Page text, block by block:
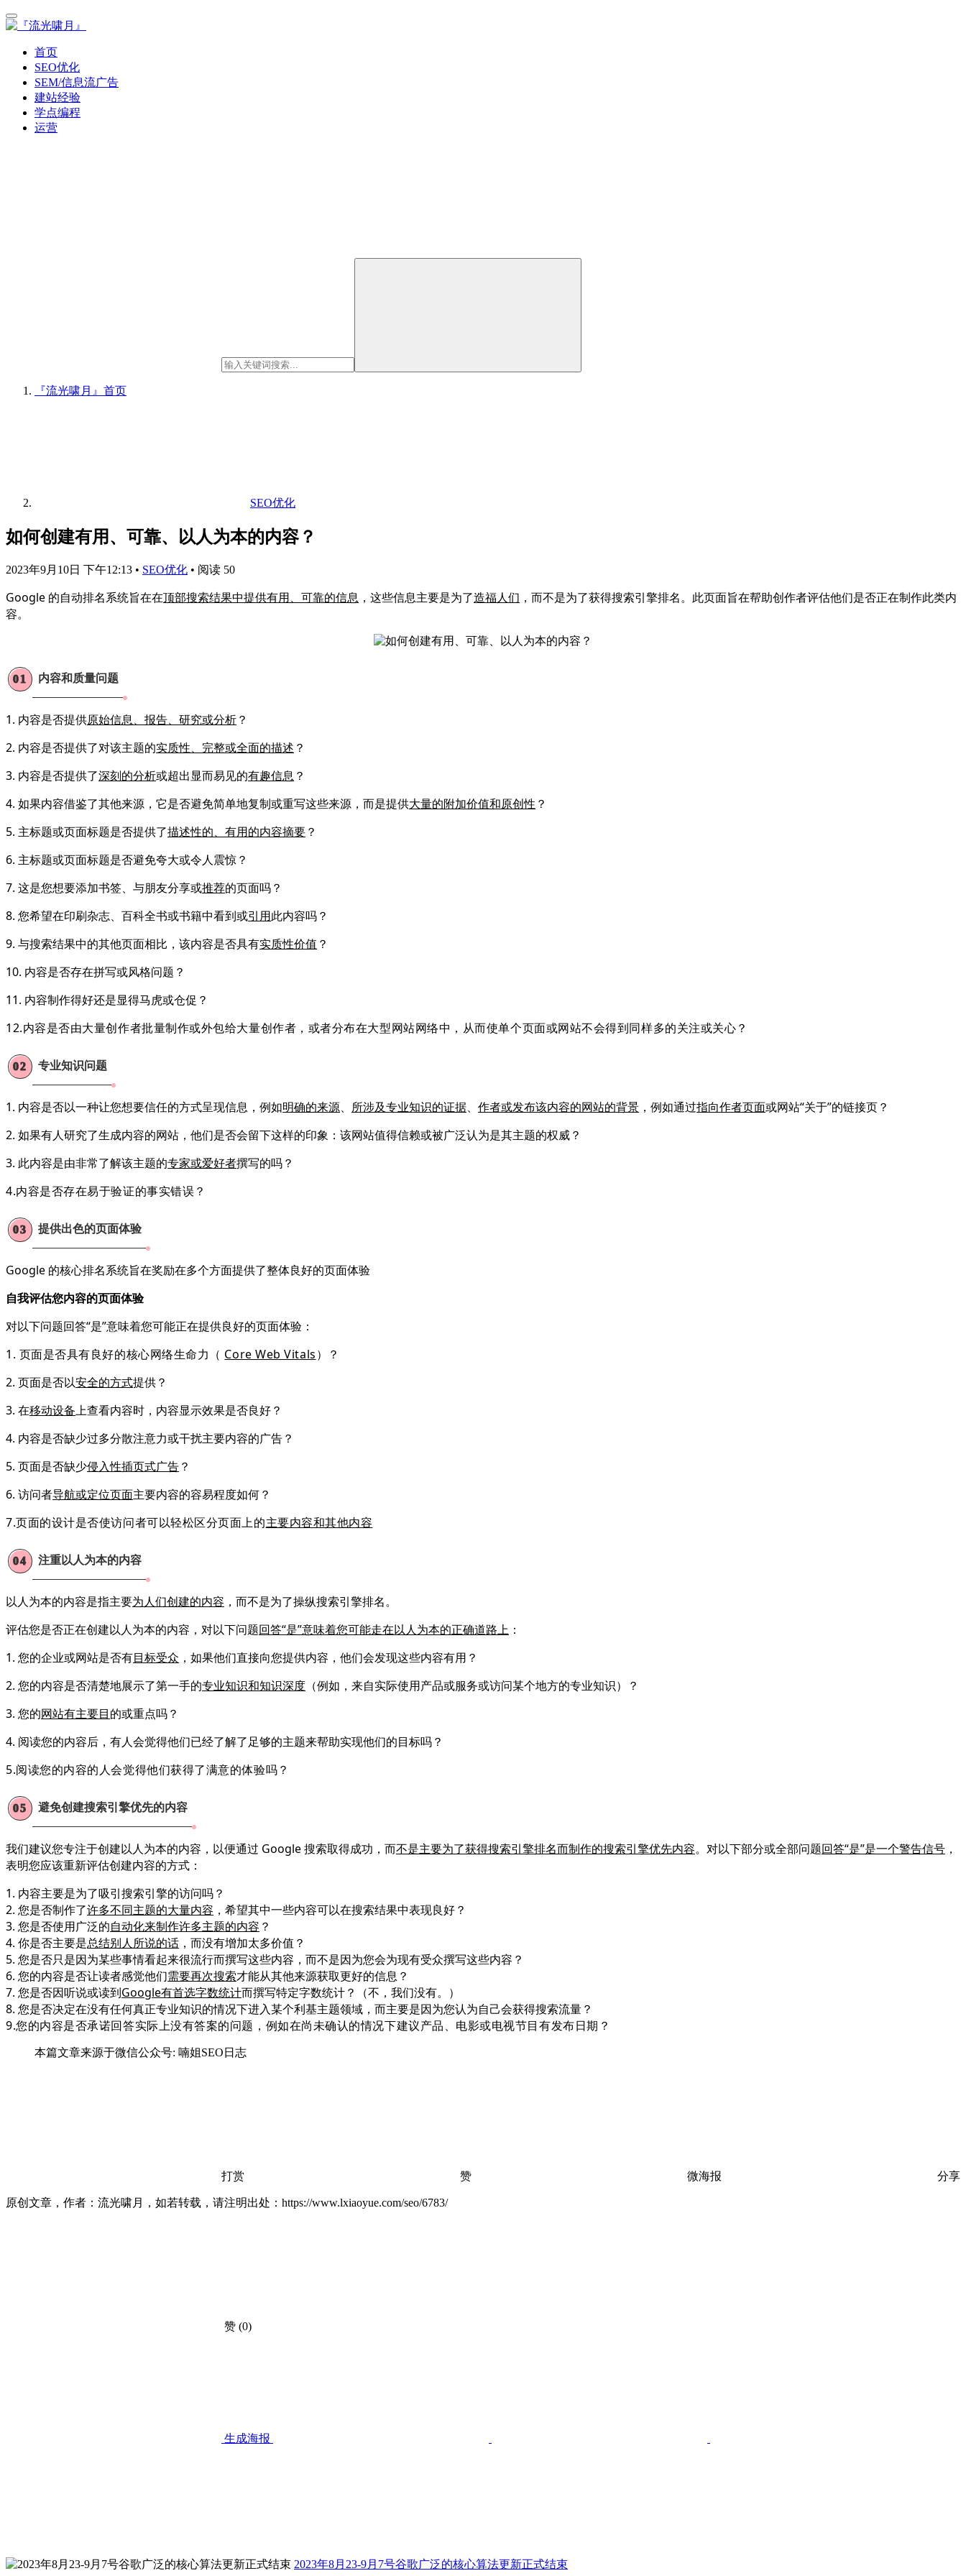
首页
SEO优化
SEM/信息流广告
建站经验
学点编程
运营
『流光啸月』 首页
SEO优化
如何创建有用、可靠、以人为本的内容？
2023年9月10日 下午12:13 • SEO优化 • 阅读 50
Google 的自动排名系统旨在在顶部搜索结果中提供有用、可靠的信息 ，这些信息主要是为了造福人们 ，而不是为了获得搜索引擎排名。此页面旨在帮助创作者评估他们是否正在制作此类内
容。
01 内容和质量问题
1. 内容是否提供原始信息、报告、研究或分析？
2. 内容是否提供了对该主题的实质性、完整或全面的描述 ？
3. 内容是否提供了深刻的分析或超出显而易见的有趣信息 ？
4. 如果内容借鉴了其他来源，它是否避免简单地复制或重写这些来源，而是提供大量的附加价值和原创性 ？
5. 主标题或页面标题是否提供了描述性的、有用的内容摘要？
6. 主标题或页面标题是否避免夸大或令人震惊？
7. 这是您想要添加书签、与朋友分享或推荐的页面吗？
8. 您希望在印刷杂志、百科全书或书籍中看到或引用此内容吗？
9. 与搜索结果中的其他页面相比，该内容是否具有实质性价值 ？
10. 内容是否存在拼写或风格问题？
11. 内容制作得好还是显得马虎或仓促？
12.内容是否由大量创作者批量制作或外包给大量创作者 ，或者分布在大型网站网络中，从而使单个页面或网站不会得到同样多的关注或关心？
02 专业知识问题
1. 内容是否以一种让您想要信任的方式呈现信息，例如明确的来源、 所涉及专业知识的证据、 作者或发布该内容的网站的背景 ，例如通过指向作者页面或网站“关于”的链接页？
2. 如果有人研究了生成内容的网站，他们是否会留下这样的印象：该网站值得信赖或被广泛认为是其主题的权威？
3. 此内容是由非常了解该主题的专家或爱好者撰写的吗？
4.内容是否存在易于验证的事实错误？
03 提供出色的页面体验
Google 的核心排名系统旨在奖励在多个方面提供了整体良好的页面体验
自我评估您内容的页面体验
对以下问题回答“是”意味着您可能正在提供良好的页面体验：
1. 页面是否具有良好的核心网络生命力（ Core Web Vitals）？
2. 页面是否以安全的方式提供？
3. 在移动设备上查看内容时，内容显示效果是否良好？
4. 内容是否缺少过多分散注意力或干扰主要内容的广告？
5. 页面是否缺少侵入性插页式广告？
6. 访问者导航或定位页面主要内容的容易程度如何？
7.页面的设计是否使访问者可以轻松区分页面上的主要内容和其他内容
04 注重以人为本的内容
以人为本的内容是指主要为人们创建的内容 ，而不是为了操纵搜索引擎排名。
评估您是否正在创建以人为本的内容，对以下问题回答“是”意味着您可能走在以人为本的正确道路上 ：
1. 您的企业或网站是否有目标受众 ，如果他们直接向您提供内容，他们会发现这些内容有用？
2. 您的内容是否清楚地展示了第一手的专业知识和知识深度 （例如，来自实际使用产品或服务或访问某个地方的专业知识）？
3. 您的网站有主要目的或重点吗？
4. 阅读您的内容后，有人会觉得他们已经了解了足够的主题来帮助实现他们的目标吗？
5.阅读您的内容的人会觉得他们获得了满意的体验吗？
05 避免创建搜索引擎优先的内容
我们建议您专注于创建以人为本的内容，以便通过 Google 搜索取得成功，而不是主要为了获得搜索引擎排名而制作的搜索引擎优先内容。对以下部分或全部问题回答“是”是一个警告信号 ，
表明您应该重新评估创建内容的方式：
1. 内容主要是为了吸引搜索引擎的访问吗？
2. 您是否制作了许多不同主题的大量内容 ，希望其中一些内容可以在搜索结果中表现良好？
3. 您是否使用广泛的自动化来制作许多主题的内容 ？
4. 你是否主要是总结别人所说的话 ，而没有增加太多价值？
5. 您是否只是因为某些事情看起来很流行而撰写这些内容，而不是因为您会为现有受众撰写这些内容？
6. 您的内容是否让读者感觉他们需要再次搜索才能从其他来源获取更好的信息？
7. 您是否因听说或读到Google有首选字数统计而撰写特定字数统计？（不，我们没有。）
8. 您是否决定在没有任何真正专业知识的情况下进入某个利基主题领域，而主要是因为您认为自己会获得搜索流量？
9.您的内容是否承诺回答实际上没有答案的问题 ，例如在尚未确认的情况下建议产品、电影或电视节目有发布日期？
本篇文章来源于微信公众号: 喃姐SEO日志
打赏 赞 微海报 分享
原创文章，作者：流光啸月，如若转载，请注明出处：https://www.lxiaoyue.com/seo/6783/
赞 (0)
生成海报
2023年8月23-9月7号谷歌广泛的核心算法更新正式结束